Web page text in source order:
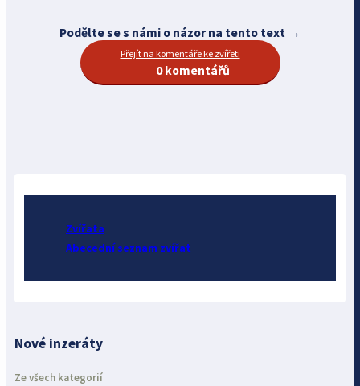
Podělte se s námi o názor na tento text →
Přejít na komentáře ke zvířeti
0 komentářů
Zvířata
Abecední seznam zvířat
Nové inzeráty
Ze všech kategorií